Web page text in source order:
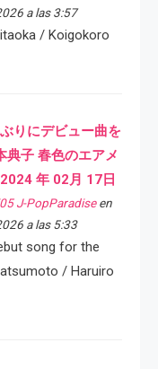
a las 3:57
/ Koigokoro
ぶりにデビュー曲を
典子 春色のエアメ
年 02月 17日
J-PopParadiseen
a las 5:33
song for the
/ Haruiro